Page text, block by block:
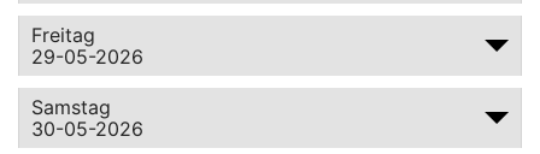
Schießen Ski
Tennis Triathlon
Freitag
29-05-2026
Samstag
30-05-2026